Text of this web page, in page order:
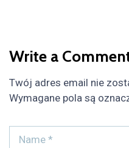
Write a
Twój adres email nie
Wymagane pola są